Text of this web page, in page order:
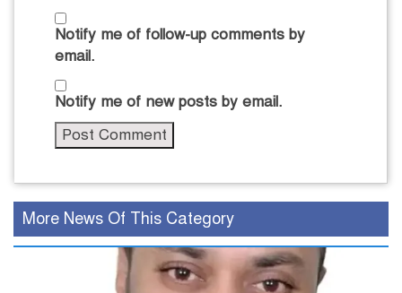
Notify me of follow-up comments by
email.
Notify me of new posts by email.
More News Of This Category